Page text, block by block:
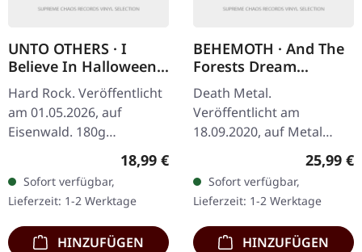
UNTO OTHERS · I
Believe In Halloween
II | GREEN SMOKE LP
Hard Rock. Veröffentlicht
am 01.05.2026, auf
Eisenwald. 180g
marmoriertes Vinyl.
Standard-Cover mit
umgekehrtem Design-
Druck und dickem…
Regulärer Preis:
18,99 €
Sofort verfügbar,
Lieferzeit: 1-2 Werktage
HINZUFÜGEN
BEHEMOTH · And The
Forests Dream
Eternally | WHITE 2LP
Death Metal.
Veröffentlicht am
18.09.2020, auf Metal
Blade Records. Weißes
Doppel-Vinyl im Gatefold-
Cover, limitiert auf 666
Exemplare. Die…
25,99 €
Sofort verfügbar,
Lieferzeit: 1-2 Werktage
HINZUFÜGEN